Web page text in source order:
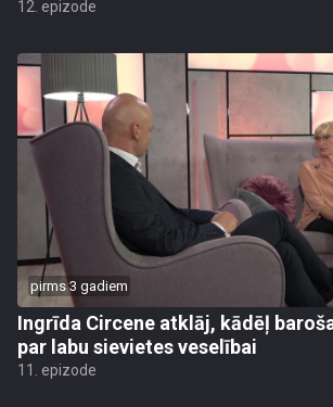
12. epizode
pirms 3 gadiem
Ingrīda Circene atklāj, kādēļ
par labu sievietes veselībai
11. epizode